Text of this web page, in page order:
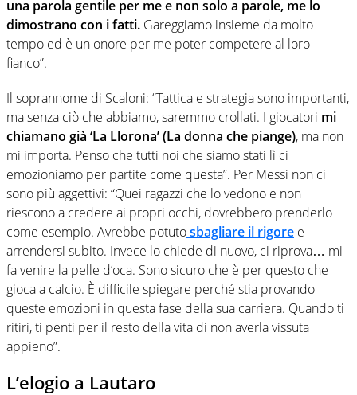
una parola gentile per me e non solo a parole, me lo
dimostrano con i fatti. Gareggiamo insieme da molto
tempo ed è un onore per me poter competere al loro
fianco”.
Il soprannome di Scaloni: “Tattica e strategia sono importanti,
ma senza ciò che abbiamo, saremmo crollati. I giocatori mi
chiamano già ‘La Llorona’ (La donna che piange), ma non
mi importa. Penso che tutti noi che siamo stati lì ci
emozioniamo per partite come questa”. Per Messi non ci
sono più aggettivi: “Quei ragazzi che lo vedono e non
riescono a credere ai propri occhi, dovrebbero prenderlo
come esempio. Avrebbe potutosbagliare il rigore e
arrendersi subito. Invece lo chiede di nuovo, ci riprova… mi
fa venire la pelle d’oca. Sono sicuro che è per questo che
gioca a calcio. È difficile spiegare perché stia provando
queste emozioni in questa fase della sua carriera. Quando ti
ritiri, ti penti per il resto della vita di non averla vissuta
appieno”.
L’elogio a Lautaro